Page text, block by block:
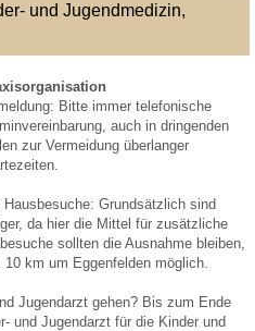
und Jugendmedizin,
Bitte immer telefonische
auch in dringenden
zur Vermeidung überlanger
Hausbesuche: Grundsätzlich sind
da hier die Mittel für zusätzliche
sollten die Ausnahme bleiben,
km um Eggenfelden möglich.
Jugendarzt gehen? Bis zum Ende
und Jugendarzt für die Kinder und